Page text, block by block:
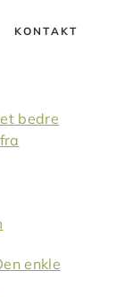
KONTAKT
bedre
enkle